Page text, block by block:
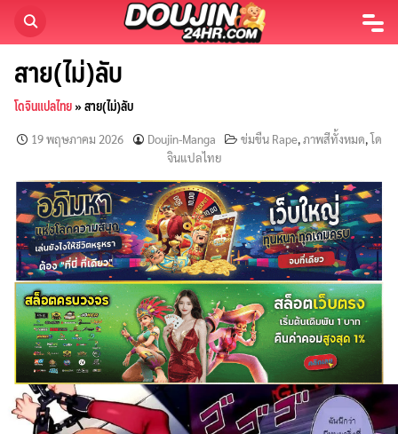
สาย(ไม่)ลับ
โดจินแปลไทย»สาย(ไม่)ลับ
19 พฤษภาคม 2026 Doujin-Manga ข่มขืน Rape,ภาพสีทั้งหมด,โด
จินแปลไทย